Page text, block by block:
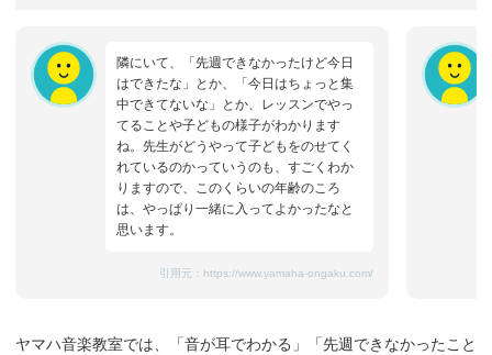
隣にいて、「先週できなかったけど今日
はできたな」とか、「今日はちょっと集
中できてないな」とか、レッスンでやっ
てることや子どもの様子がわかります
ね。先生がどうやって子どもをのせてく
れているのかっていうのも、すごくわか
りますので、このくらいの年齢のころ
は、やっぱり一緒に入ってよかったなと
思います。
引用元： https://www.yamaha-ongaku.com/
ヤマハ音楽教室では、「音が耳でわかる」「先週できなかったこと